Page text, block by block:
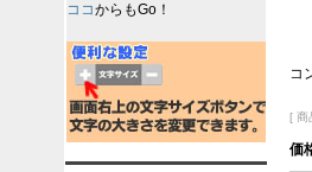
コ
[ 商
価
ココからもGo！